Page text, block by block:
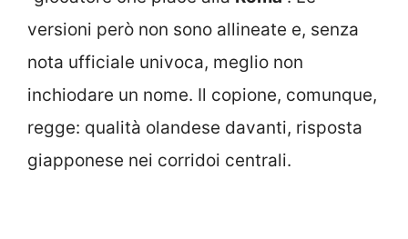
versioni però non sono allineate e, senza
nota ufficiale univoca, meglio non
inchiodare un nome. Il copione, comunque,
regge: qualità olandese davanti, risposta
giapponese nei corridoi centrali.